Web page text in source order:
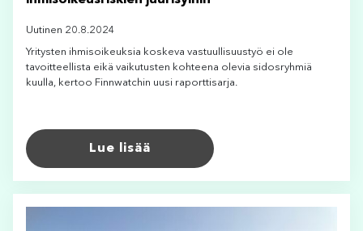
Uutinen 20.8.2024
Yritysten ihmisoikeuksia koskeva vastuullisuustyö ei ole
tavoitteellista eikä vaikutusten kohteena olevia sidosryhmiä
kuulla, kertoo Finnwatchin uusi raporttisarja.
Lue lisää